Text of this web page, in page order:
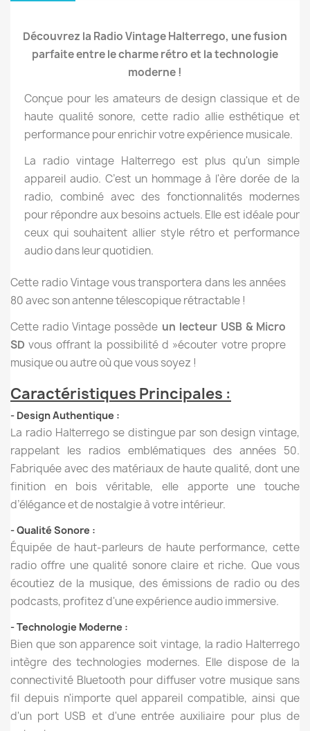
Découvrez la Radio Vintage Halterrego, une fusion
parfaite entre le charme rétro et la technologie
moderne !
Conçue pour les amateurs de design classique et de
haute qualité sonore, cette radio allie esthétique et
performance pour enrichir votre expérience musicale.
La radio vintage Halterrego est plus qu'un simple
appareil audio. C’est un hommage à l'ère dorée de la
radio, combiné avec des fonctionnalités modernes
pour répondre aux besoins actuels. Elle est idéale pour
ceux qui souhaitent allier style rétro et performance
audio dans leur quotidien.
Cette radio Vintage vous transportera dans les années
80 avec son antenne télescopique rétractable !
Cette radio Vintage possède un lecteur USB & Micro
SD vous offrant la possibilité d »écouter votre propre
musique ou autre où que vous soyez !
Caractéristiques Principales :
- Design Authentique :
La radio Halterrego se distingue par son design vintage,
rappelant les radios emblématiques des années 50.
Fabriquée avec des matériaux de haute qualité, dont une
finition en bois véritable, elle apporte une touche
d’élégance et de nostalgie à votre intérieur.
- Qualité Sonore :
Équipée de haut-parleurs de haute performance, cette
radio offre une qualité sonore claire et riche. Que vous
écoutiez de la musique, des émissions de radio ou des
podcasts, profitez d'une expérience audio immersive.
- Technologie Moderne :
Bien que son apparence soit vintage, la radio Halterrego
intègre des technologies modernes. Elle dispose de la
connectivité Bluetooth pour diffuser votre musique sans
fil depuis n'importe quel appareil compatible, ainsi que
d'un port USB et d'une entrée auxiliaire pour plus de